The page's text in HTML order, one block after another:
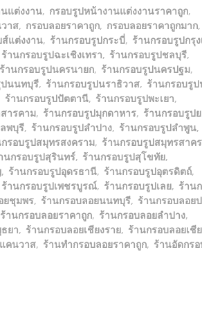
แต่งงาน, กรอบรูปหน้างานแต่งงานราคาถูก,
าส, กรอบลอยราคาถูก, กรอบลอยราคาถูกมาก,
แต่งงาน, ร้านกรอบรูปกระบี่, ร้านกรอบรูปกรุ
ร้านกรอบรูปฉะเชิงเทรา, ร้านกรอบรูปชลบุรี,
ร้านกรอบรูปนครนายก, ร้านกรอบรูปนครปฐม,
ปนนทบุรี, ร้านกรอบรูปนราธิวาส, ร้านกรอบรู
ร้านกรอบรูปปัตตานี, ร้านกรอบรูปพะเยา,
ารคาม, ร้านกรอบรูปมุกดาหาร, ร้านกรอบรูป
พบุรี, ร้านกรอบรูปลำปาง, ร้านกรอบรูปลำพูน,
รอบรูปสมุทรสงคราม, ร้านกรอบรูปสมุทรสาคร
นกรอบรูปสุรินทร์, ร้านกรอบรูปสุโขทัย,
, ร้านกรอบรูปอุดรธานี, ร้านกรอบรูปอุตรดิตถ์,
ร้านกรอบรูปเพชรบูรณ์, ร้านกรอบรูปเลย, ร้าน
ยชุมพร, ร้านกรอบลอยนนทบุรี, ร้านกรอบลอย
ร้านกรอบลอยราคาถูก, ร้านกรอบลอยลำปาง,
ยา, ร้านกรอบลอยเชียงราย, ร้านกรอบลอยเชี
คนวาส, ร้านทำกรอบลอยราคาถูก, ร้านอัดกร